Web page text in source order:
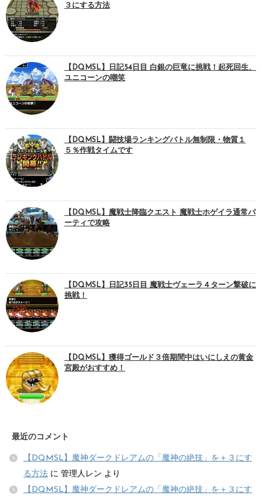
３にする方法
【DQMSL】日記54日目 白銀の巨竜に挑戦！起死回生、
ユニコーンの嘲笑
【DQMSL】闘技場ランキングバトル無制限・物質１
５％作戦タイムです
【DQMSL】魔戦士降臨クエスト 魔戦士ホゲイラ通常パ
ーティで攻略
【DQMSL】日記35日目 魔戦士ヴェーラ４ターン撃破に
挑戦！
【DQMSL】獲得ゴールド３倍期間中はいにしえの黄金
宮殿がおすすめ！
最近のコメント
【DQMSL】魔神ダークドレアムの「魔神の絶技」を＋３にす
る方法 に 管理人レン より
【DQMSL】魔神ダークドレアムの「魔神の絶技」を＋３にす